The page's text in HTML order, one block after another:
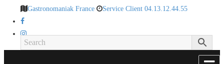
Gastronomaniak France Service Client 04.13.12.44.55